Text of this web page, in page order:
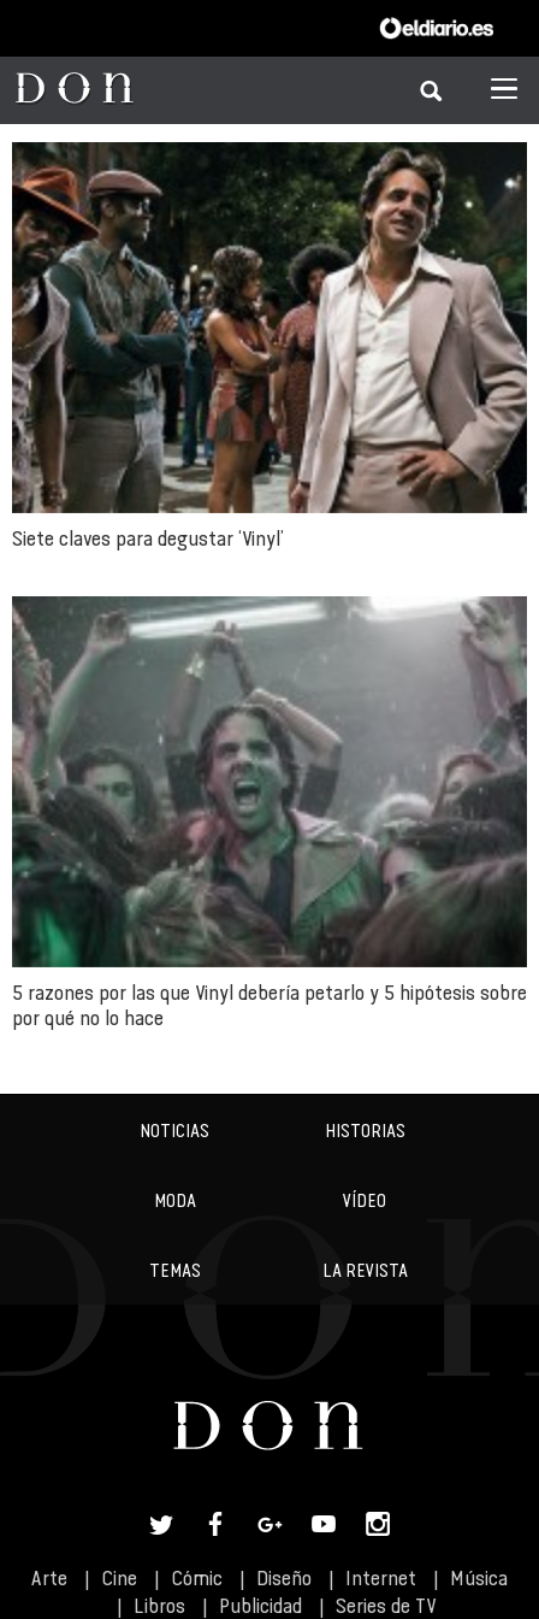
Siete claves para degustar ‘Vinyl’
5 razones por las que Vinyl debería petarlo y 5 hipótesis sobre
por qué no lo hace
NOTICIAS HISTORIAS
MODA VÍDEO
TEMAS LA REVISTA
Arte Cine Cómic Diseño Internet
Música
Libros
Publicidad Series de TV